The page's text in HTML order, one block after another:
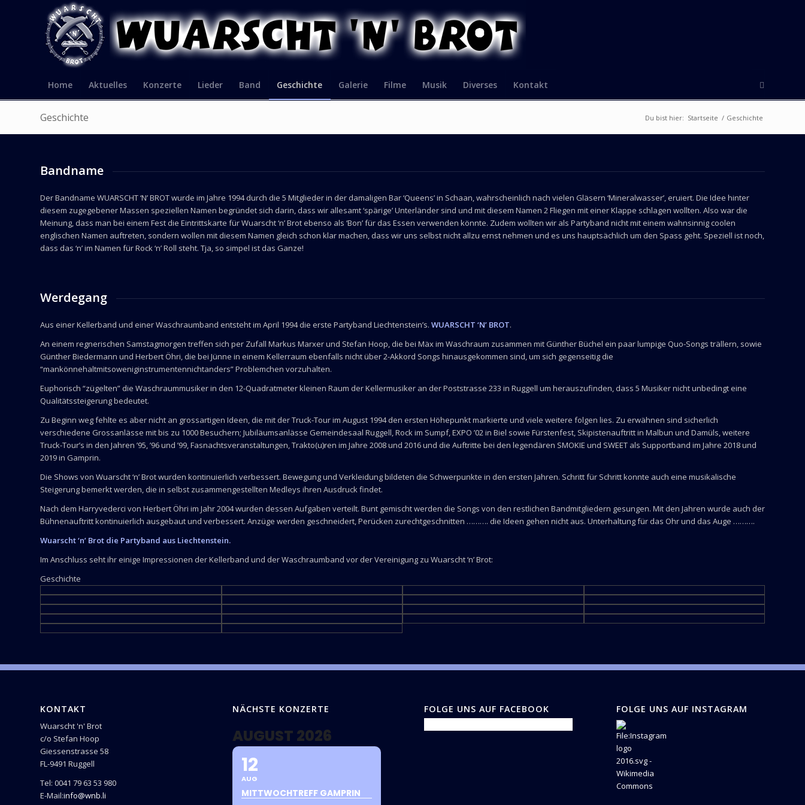
Home Aktuelles Konzerte Lieder Band Geschichte Galerie Filme Musik Diverses Kontakt
Geschichte Du bist hier: Startseite / Geschichte
Bandname
Der Bandname WUARSCHT ‘N’ BROT wurde im Jahre 1994 durch die 5 Mitglieder in der damaligen Bar ‘Queens’ in Schaan, wahrscheinlich nach vielen Gläsern ‘Mineralwasser’, eruiert. Die Idee hinter
diesem zugegebener Massen speziellen Namen begründet sich darin, dass wir allesamt ‘spärige’ Unterländer sind und mit diesem Namen 2 Fliegen mit einer Klappe schlagen wollten. Also war die
Meinung, dass man bei einem Fest die Eintrittskarte für Wuarscht ‘n’ Brot ebenso als ‘Bon’ für das Essen verwenden könnte. Zudem wollten wir als Partyband nicht mit einem wahnsinnig coolen
englischen Namen auftreten, sondern wollen mit diesem Namen gleich schon klar machen, dass wir uns selbst nicht allzu ernst nehmen und es uns hauptsächlich um den Spass geht. Speziell ist noch,
dass das ‘n’ im Namen für Rock ‘n’ Roll steht. Tja, so simpel ist das Ganze!
Werdegang
Aus einer Kellerband und einer Waschraumband entsteht im April 1994 die erste Partyband Liechtenstein’s. WUARSCHT ‘N’ BROT.
An einem regnerischen Samstagmorgen treffen sich per Zufall Markus Marxer und Stefan Hoop, die bei Mäx im Waschraum zusammen mit Günther Büchel ein paar lumpige Quo-Songs trällern, sowie
Günther Biedermann und Herbert Öhri, die bei Jünne in einem Kellerraum ebenfalls nicht über 2-Akkord Songs hinausgekommen sind, um sich gegenseitig die
“mankönnehaltmitsoweniginstrumentennichtanders” Problemchen vorzuhalten.
Euphorisch “zügelten” die Waschraummusiker in den 12-Quadratmeter kleinen Raum der Kellermusiker an der Poststrasse 233 in Ruggell um herauszufinden, dass 5 Musiker nicht unbedingt eine
Qualitätssteigerung bedeutet.
Zu Beginn weg fehlte es aber nicht an grossartigen Ideen, die mit der Truck-Tour im August 1994 den ersten Höhepunkt markierte und viele weitere folgen lies. Zu erwähnen sind sicherlich
verschiedene Grossanlässe mit bis zu 1000 Besuchern; Jubiläumsanlässe Gemeindesaal Ruggell, Rock im Sumpf, EXPO ’02 in Biel sowie Fürstenfest, Skipistenauftritt in Malbun und Damüls, weitere
Truck-Tour’s in den Jahren ’95, ’96 und ’99, Fasnachtsveranstaltungen, Trakto(u)ren im Jahre 2008 und 2016 und die Auftritte bei den legendären SMOKIE und SWEET als Supportband im Jahre 2018 und
2019 in Gamprin.
Die Shows von Wuarscht ‘n’ Brot wurden kontinuierlich verbessert. Bewegung und Verkleidung bildeten die Schwerpunkte in den ersten Jahren. Schritt für Schritt konnte auch eine musikalische
Steigerung bemerkt werden, die in selbst zusammengestellten Medleys ihren Ausdruck findet.
Nach dem Harryvederci von Herbert Öhri im Jahr 2004 wurden dessen Aufgaben verteilt. Bunt gemischt werden die Songs von den restlichen Bandmitgliedern gesungen. Mit den Jahren wurde auch der
Bühnenauftritt kontinuierlich ausgebaut und verbessert. Anzüge werden geschneidert, Perücken zurechtgeschnitten ………. die Ideen gehen nicht aus. Unterhaltung für das Ohr und das Auge ……….
Wuarscht ‘n’ Brot die Partyband aus Liechtenstein.
Im Anschluss seht ihr einige Impressionen der Kellerband und der Waschraumband vor der Vereinigung zu Wuarscht ‘n’ Brot:
Geschichte
KONTAKT
Wuarscht 'n' Brot
c/o Stefan Hoop
Giessenstrasse 58
FL-9491 Ruggell
Tel: 0041 79 63 53 980
E-Mail:info@wnb.li
NÄCHSTE KONZERTE
AUGUST 2026
12
AUG
MITTWOCHTREFF GAMPRIN
FOLGE UNS AUF FACEBOOK FOLGE UNS AUF INSTAGRAM